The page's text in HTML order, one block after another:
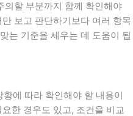
의할 부분까지 함께 확인해야
보고 판단하기보다 여러 항목
는 기준을 세우는 데 도움이 됩
에 따라 확인해야 할 내용이
한 경우도 있고, 조건을 비교